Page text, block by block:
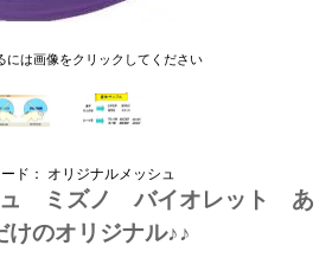
には画像をクリックしてください
ド： オリジナルメッシュ
ュ ミズノ バイオレット あ
けのオリジナル♪♪